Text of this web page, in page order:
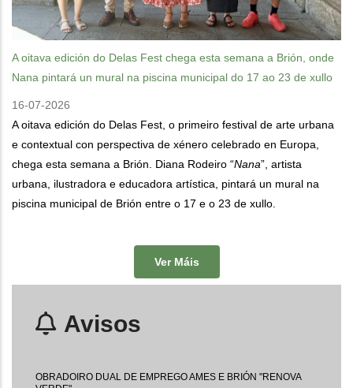
A oitava edición do Delas Fest chega esta semana a Brión, onde
Nana pintará un mural na piscina municipal do 17 ao 23 de xullo
16-07-2026
A oitava edición do Delas Fest, o primeiro festival de arte urbana
e contextual con perspectiva de xénero celebrado en Europa,
chega esta semana a Brión. Diana Rodeiro “Nana”, artista
urbana, ilustradora e educadora artística, pintará un mural na
piscina municipal de Brión entre o 17 e o 23 de xullo.
Ver Máis
Avisos
OBRADOIRO DUAL DE EMPREGO AMES E BRIÓN "RENOVA